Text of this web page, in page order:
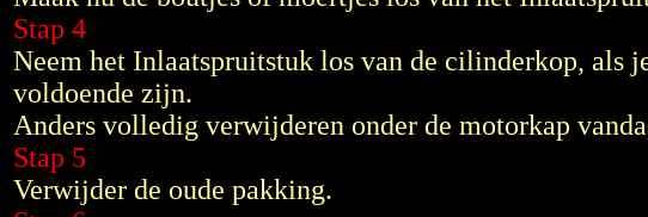
Stap 4
Neem het Inlaatspruitstuk los van de cilinderkop, als
voldoende zijn.
Anders volledig verwijderen onder de motorkap
Stap 5
Verwijder de oude pakking.